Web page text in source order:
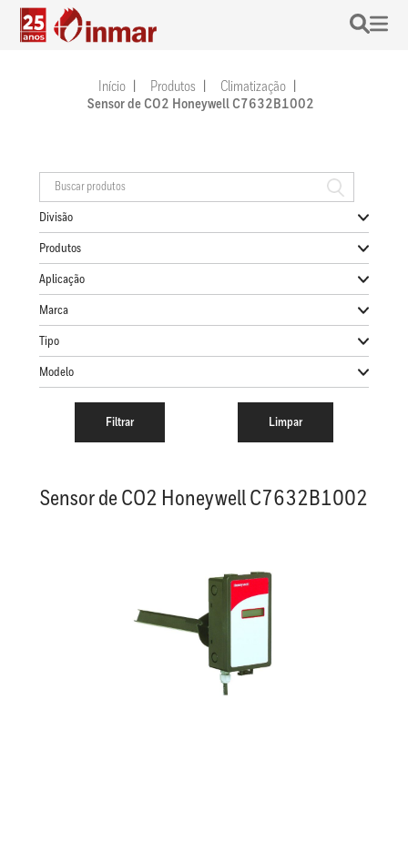
Início Produtos
Climatização
Sensor de CO2 Honeywell C7632B1002
Divisão
Produtos
Aplicação
Marca
Tipo
Modelo
Sensor de CO2 Honeywell C7632B1002